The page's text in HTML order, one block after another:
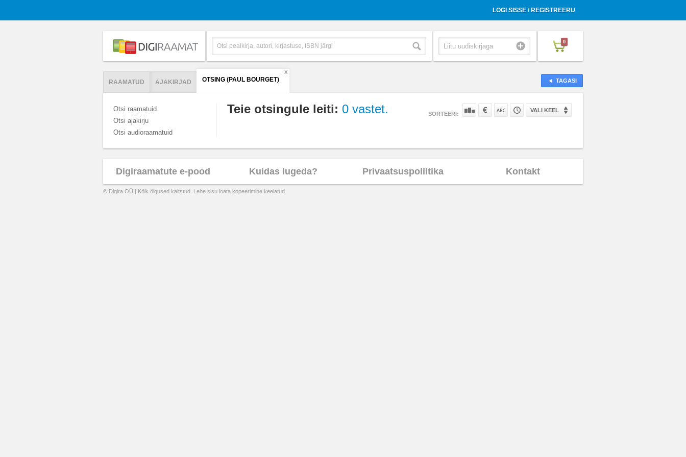
LOGI SISSE / REGISTREERU
0
TAGASI
RAAMATUD AJAKIRJAD OTSING (PAUL BOURGET)
X
Otsi raamatuid
Otsi ajakirju
Otsi audioraamatuid
Teie otsingule leiti: 0 vastet. SORTEERI:
VALI KEEL
Digiraamatute e-pood Kuidas lugeda? Privaatsuspoliitika Kontakt
© Digira OÜ | Kõik õigused kaitstud. Lehe sisu loata kopeerimine keelatud.